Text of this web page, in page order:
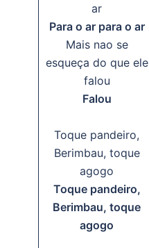
ar
Para o ar para o ar
Mais nao se
esqueça do que ele
falou
Falou
Toque pandeiro,
Berimbau, toque
agogo
Toque pandeiro,
Berimbau, toque
agogo